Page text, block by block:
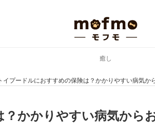
癒し
イプードルにおすすめの保険は？かかりやすい病気か
かかりやすい病気から